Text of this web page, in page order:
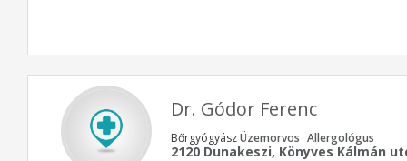
Dr. Gódor Ferenc
Bőrgyógyász Üzemorvos Allergológus
2120 Dunakeszi, Könyves Kálmán